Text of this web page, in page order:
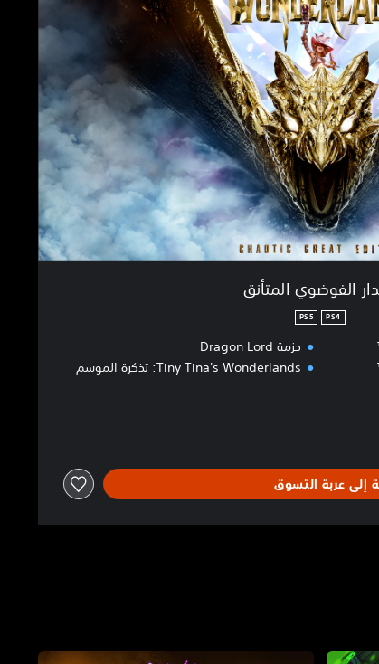
الفوضوي المتأنق
PS4
PS5
حزمة Dragon Lord
Tiny Tina's Wonderlands: تذكرة الموسم
إلى عربة التسوق